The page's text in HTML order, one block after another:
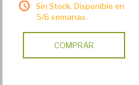
Sin Stock. Disponible en
5/6 semanas.
COMPRAR